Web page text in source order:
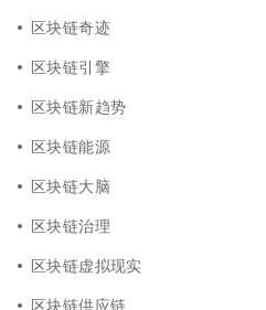
区块链奇迹
区块链引擎
区块链新趋势
区块链能源
区块链大脑
区块链治理
区块链虚拟现实
区块链供应链